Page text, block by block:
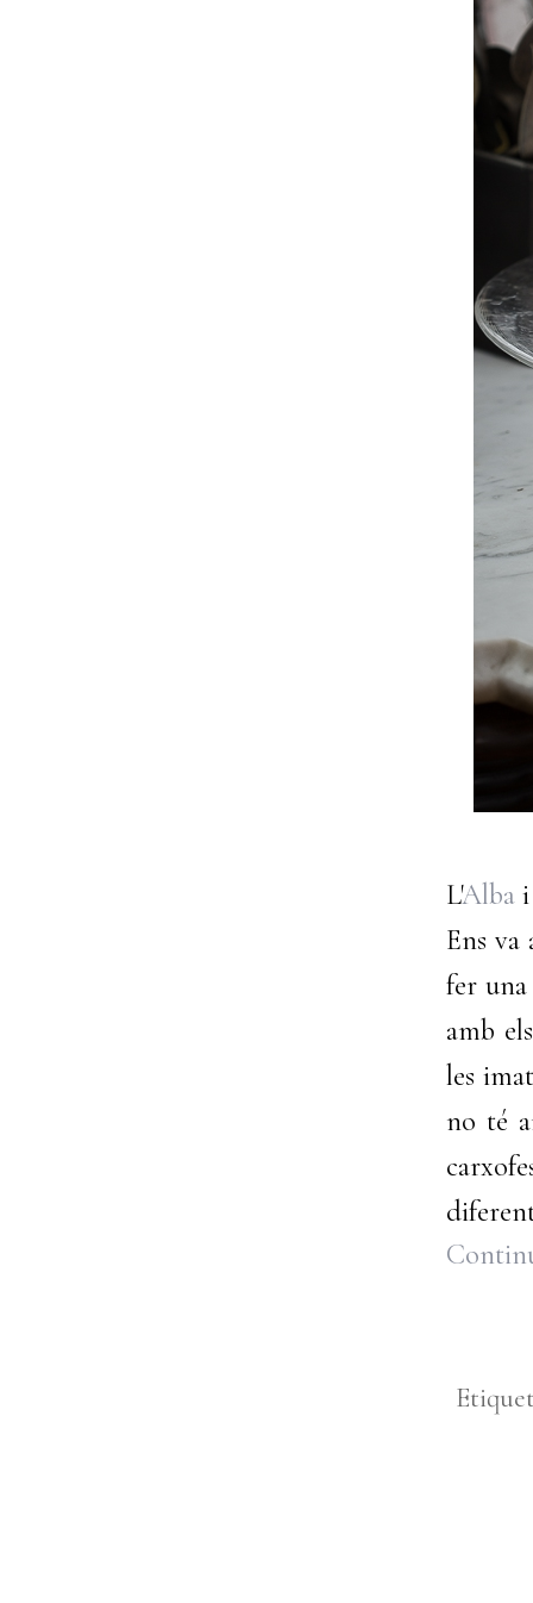
L'Alba i
Ens
fer
amb
les
no té